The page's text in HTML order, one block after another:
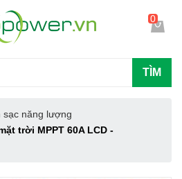
TÌM
0
sạc năng lượng
trời MPPT 60A LCD -